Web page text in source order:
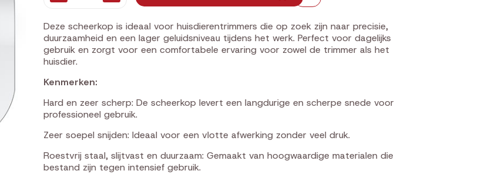
Deze scheerkop is ideaal voor huisdierentrimmers die op zoek zijn naar precisie,
duurzaamheid en een lager geluidsniveau tijdens het werk. Perfect voor dagelijks
gebruik en zorgt voor een comfortabele ervaring voor zowel de trimmer als het
huisdier.
Kenmerken:
Hard en zeer scherp: De scheerkop levert een langdurige en scherpe snede voor
professioneel gebruik.
Zeer soepel snijden: Ideaal voor een vlotte afwerking zonder veel druk.
Roestvrij staal, slijtvast en duurzaam: Gemaakt van hoogwaardige materialen die
bestand zijn tegen intensief gebruik.